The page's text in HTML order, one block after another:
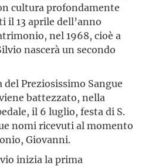
cultura profondamente
il 13 aprile dell’anno
nel 1968, cioè a
nascerà un secondo
Preziosissimo Sangue
battezzato, nella
il 6 luglio, festa di S.
nomi ricevuti al momento
Giovanni.
inizia la prima